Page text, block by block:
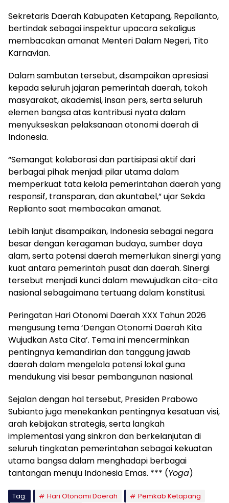
Sekretaris Daerah Kabupaten Ketapang, Repalianto,
bertindak sebagai inspektur upacara sekaligus
membacakan amanat Menteri Dalam Negeri, Tito
Karnavian.
Dalam sambutan tersebut, disampaikan apresiasi
kepada seluruh jajaran pemerintah daerah, tokoh
masyarakat, akademisi, insan pers, serta seluruh
elemen bangsa atas kontribusi nyata dalam
menyukseskan pelaksanaan otonomi daerah di
Indonesia.
“Semangat kolaborasi dan partisipasi aktif dari
berbagai pihak menjadi pilar utama dalam
memperkuat tata kelola pemerintahan daerah yang
responsif, transparan, dan akuntabel,” ujar Sekda
Replianto saat membacakan amanat.
Lebih lanjut disampaikan, Indonesia sebagai negara
besar dengan keragaman budaya, sumber daya
alam, serta potensi daerah memerlukan sinergi yang
kuat antara pemerintah pusat dan daerah. Sinergi
tersebut menjadi kunci dalam mewujudkan cita-cita
nasional sebagaimana tertuang dalam konstitusi.
Peringatan Hari Otonomi Daerah XXX Tahun 2026
mengusung tema ‘Dengan Otonomi Daerah Kita
Wujudkan Asta Cita’. Tema ini mencerminkan
pentingnya kemandirian dan tanggung jawab
daerah dalam mengelola potensi lokal guna
mendukung visi besar pembangunan nasional.
Sejalan dengan hal tersebut, Presiden Prabowo
Subianto juga menekankan pentingnya kesatuan visi,
arah kebijakan strategis, serta langkah
implementasi yang sinkron dan berkelanjutan di
seluruh tingkatan pemerintahan sebagai kekuatan
utama bangsa dalam menghadapi berbagai
tantangan menuju Indonesia Emas. *** (Yoga)
Tag: Hari Otonomi Daerah
Pemkab Ketapang